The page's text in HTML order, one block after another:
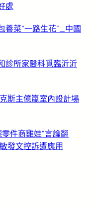
處
養菜“一路生花”_中國
診所家醫科覓臨沂沂
斯主億嵐室內設計場
件商雞娃”言論翻
發文控訴遭應用